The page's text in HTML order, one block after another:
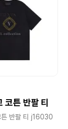
코튼 반팔 티
튼 반팔 티 j16030